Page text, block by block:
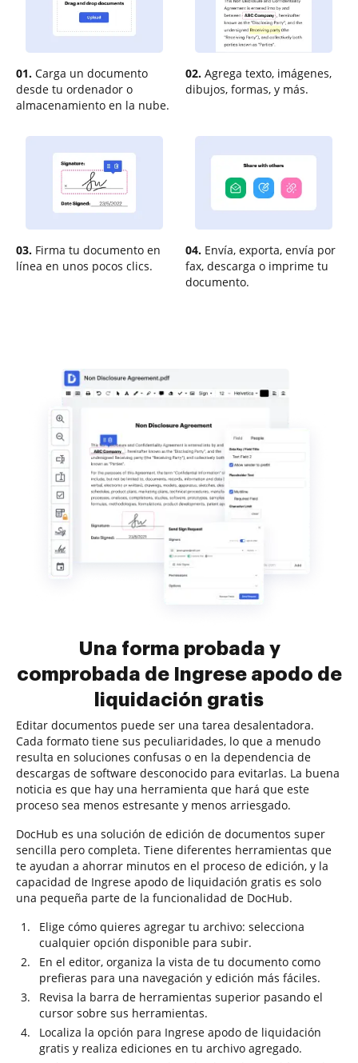
01. Carga un documento
desde tu ordenador o
almacenamiento en la nube.
02. Agrega texto, imágenes,
dibujos, formas, y más.
03. Firma tu documento en
línea en unos pocos clics.
04. Envía, exporta, envía por
fax, descarga o imprime tu
documento.
Una forma probada y
comprobada de Ingrese apodo de
liquidación gratis
Editar documentos puede ser una tarea desalentadora.
Cada formato tiene sus peculiaridades, lo que a menudo
resulta en soluciones confusas o en la dependencia de
descargas de software desconocido para evitarlas. La buena
noticia es que hay una herramienta que hará que este
proceso sea menos estresante y menos arriesgado.
DocHub es una solución de edición de documentos super
sencilla pero completa. Tiene diferentes herramientas que
te ayudan a ahorrar minutos en el proceso de edición, y la
capacidad de Ingrese apodo de liquidación gratis es solo
una pequeña parte de la funcionalidad de DocHub.
Elige cómo quieres agregar tu archivo: selecciona
cualquier opción disponible para subir.
En el editor, organiza la vista de tu documento como
prefieras para una navegación y edición más fáciles.
Revisa la barra de herramientas superior pasando el
cursor sobre sus herramientas.
Localiza la opción para Ingrese apodo de liquidación
gratis y realiza ediciones en tu archivo agregado.